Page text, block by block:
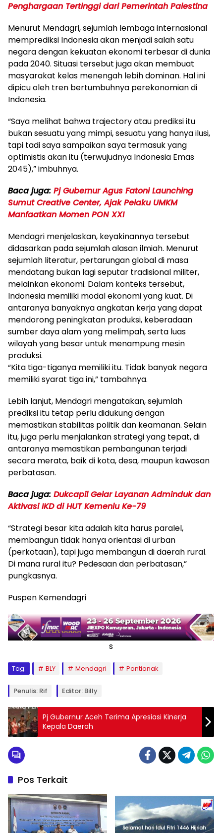
Penghargaan Tertinggi dari Pemerintah Palestina
Menurut Mendagri, sejumlah lembaga internasional
memprediksi Indonesia akan menjadi salah satu
negara dengan kekuatan ekonomi terbesar di dunia
pada 2040. Situasi tersebut juga akan membuat
masyarakat kelas menengah lebih dominan. Hal ini
dipicu oleh tren bertumbuhnya perekonomian di
Indonesia.
“Saya melihat bahwa trajectory atau prediksi itu
bukan sesuatu yang mimpi, sesuatu yang hanya ilusi,
tapi tadi saya sampaikan saya termasuk yang
optimistis akan itu (terwujudnya Indonesia Emas
2045),” imbuhnya.
Baca juga: Pj Gubernur Agus Fatoni Launching
Sumut Creative Center, Ajak Pelaku UMKM
Manfaatkan Momen PON XXI
Mendagri menjelaskan, keyakinannya tersebut
didasarkan pada sejumlah alasan ilmiah. Menurut
sejumlah literatur, pertarungan global di masa
mendatang bukan lagi seputar tradisional militer,
melainkan ekonomi. Dalam konteks tersebut,
Indonesia memiliki modal ekonomi yang kuat. Di
antaranya banyaknya angkatan kerja yang dapat
mendorong peningkatan produksi, keberadaan
sumber daya alam yang melimpah, serta luas
wilayah yang besar untuk menampung mesin
produksi.
“Kita tiga-tiganya memiliki itu. Tidak banyak negara
memiliki syarat tiga ini,” tambahnya.
Lebih lanjut, Mendagri mengatakan, sejumlah
prediksi itu tetap perlu didukung dengan
memastikan stabilitas politik dan keamanan. Selain
itu, juga perlu menjalankan strategi yang tepat, di
antaranya memastikan pembangunan terjadi
secara merata, baik di kota, desa, maupun kawasan
perbatasan.
Baca juga: Dukcapil Gelar Layanan Adminduk dan
Aktivasi IKD di HUT Kemenlu Ke-79
“Strategi besar kita adalah kita harus paralel,
membangun tidak hanya orientasi di urban
(perkotaan), tapi juga membangun di daerah rural.
Di mana rural itu? Pedesaan dan perbatasan,”
pungkasnya.
Puspen Kemendagri
s
Tag: BLY Mendagri Pontianak
Penulis: Rif Editor: Billy
Pj Gubernur Aceh Terima Apresiasi Kinerja
Kepala Daerah
Pos Terkait